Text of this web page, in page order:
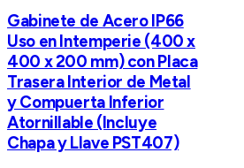
Gabinete de Acero IP66
Uso en Intemperie (400 x
400 x 200 mm) con Placa
Trasera Interior de Metal
y Compuerta Inferior
Atornillable (Incluye
Chapa y Llave PST407)